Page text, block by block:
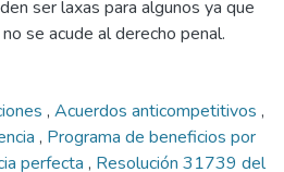
ser laxas para algunos ya que
se acude al derecho penal.
, Acuerdos anticompetitivos ,
, Programa de beneficios por
perfecta , Resolución 31739 del